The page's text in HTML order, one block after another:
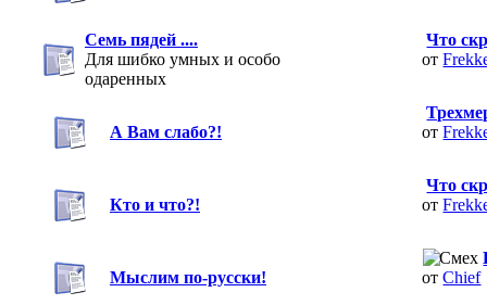
Семь пядей ....
Для шибко умных и особо
одаренных
Что
от
А Вам слабо?!
от
Кто и что?!
Что
от
Мыслим по-русски!
отChief